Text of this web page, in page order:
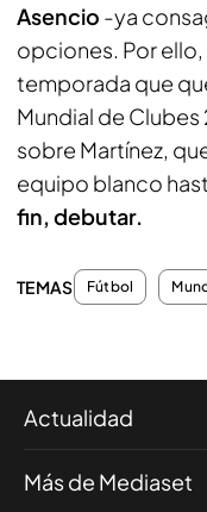
Asencio -ya
opciones. Por
temporada que
Mundial de
sobre Martínez,
equipo blanco
fin, debutar.
TEMAS Fútbol
Actualidad
Más de Mediaset